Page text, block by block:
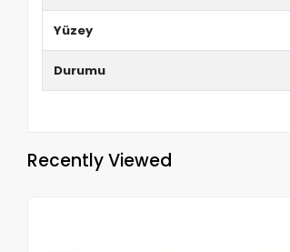
Yüzey
Durumu
Recently Viewed